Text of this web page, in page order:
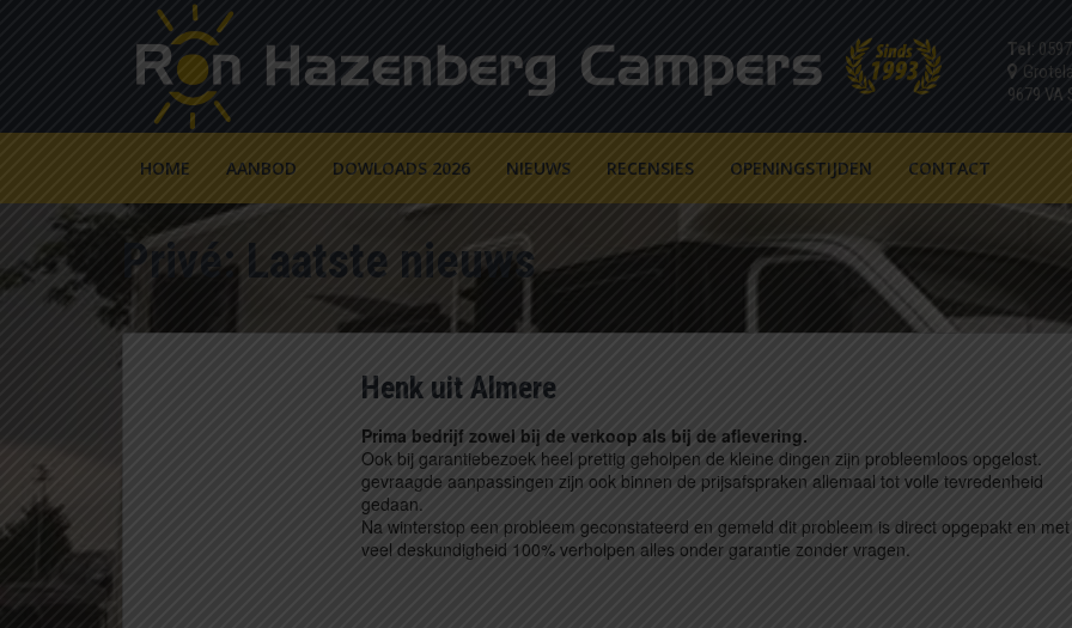
Tel:
9679 VA
HOME AANBOD DOWLOADS 2026 NIEUWS RECENSIES OPENINGSTIJDEN CONTACT
Privé: Laatste nieuws
Henk uit Almere
Prima bedrijf zowel bij de verkoop als bij de aflevering.
Ook bij garantiebezoek heel prettig geholpen de kleine dingen zijn probleemloos opgelost.
gevraagde aanpassingen zijn ook binnen de prijsafspraken allemaal tot volle tevredenheid
gedaan.
Na winterstop een probleem geconstateerd en gemeld dit probleem is direct opgepakt en met
veel deskundigheid 100% verholpen alles onder garantie zonder vragen.